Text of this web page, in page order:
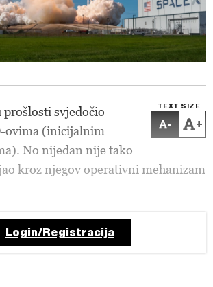
TEXT SIZE
- +
prošlosti svjedočio
ovima (inicijalnim
No nijedan nije tako
kroz njegov operativni mehanizam
Login/Registracija